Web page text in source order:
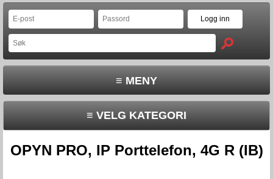
≡ MENY
≡ VELG KATEGORI
OPYN PRO, IP Porttelefon, 4G R (IB)